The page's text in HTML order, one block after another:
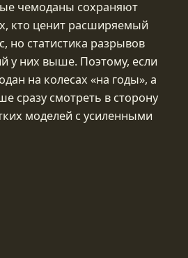
чемоданы сохраняют
кто ценит расширяемый
но статистика разрывов
у них выше. Поэтому, если
на колесах «на годы», а
сразу смотреть в сторону
моделей с усиленными